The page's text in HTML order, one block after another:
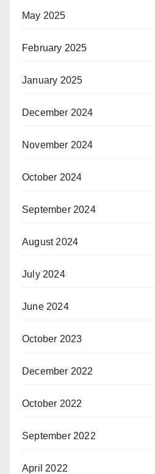
May 2025
February 2025
January 2025
December 2024
November 2024
October 2024
September 2024
August 2024
July 2024
June 2024
October 2023
December 2022
October 2022
September 2022
April 2022